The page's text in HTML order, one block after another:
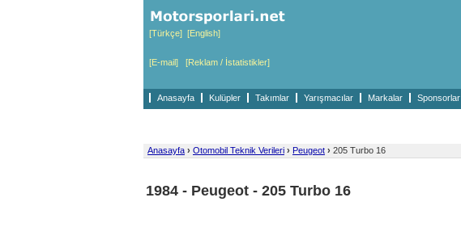
[Türkçe] [English]
[E-mail] [Reklam / İstatistikler]
Anasayfa Kulüpler Takımlar Yarışmacılar Markalar Sponsorlar
Anasayfa › Otomobil Teknik Verileri › Peugeot › 205 Turbo 16
1984 - Peugeot - 205 Turbo 16